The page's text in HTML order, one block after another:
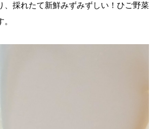
、採れたて新鮮みずみずしい！ひご野菜